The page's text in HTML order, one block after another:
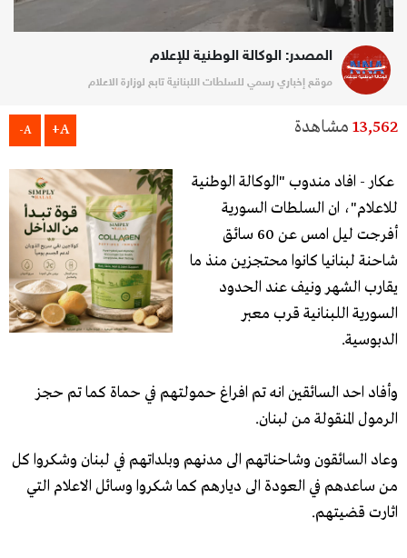
المصدر: الوكالة الوطنية للإعلام
موقع إخباري رسمي للسلطات اللبنانية تابع لوزارة الاعلام
13,562 مشاهدة A+
A-
عكار - افاد مندوب "الوكالة الوطنية
للاعلام"، ان السلطات السورية
أفرجت ليل امس عن 60 سائق
شاحنة لبنانيا كانوا محتجزين منذ ما
يقارب الشهر ونيف عند الحدود
السورية اللبنانية قرب معبر
الدبوسية.
وأفاد احد السائقين انه تم افراغ حمولتهم في حماة كما تم حجز
الرمول المنقولة من لبنان.
وعاد السائقون وشاحناتهم الى مدنهم وبلداتهم في لبنان وشكروا كل
من ساعدهم في العودة الى ديارهم كما شكروا وسائل الاعلام التي
اثارت قضيتهم.